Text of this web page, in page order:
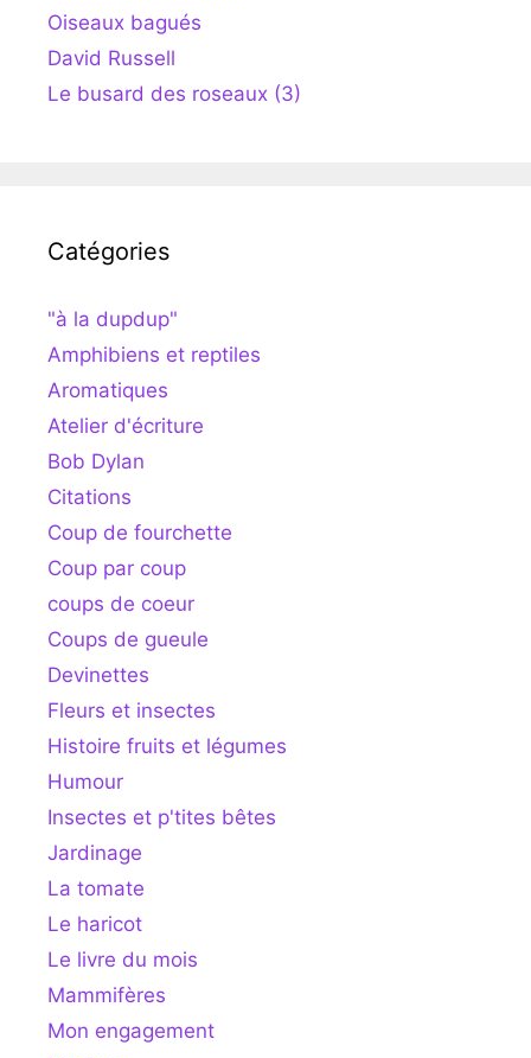
Oiseaux bagués
David Russell
Le busard des roseaux (3)
Catégories
"à la dupdup"
Amphibiens et reptiles
Aromatiques
Atelier d'écriture
Bob Dylan
Citations
Coup de fourchette
Coup par coup
coups de coeur
Coups de gueule
Devinettes
Fleurs et insectes
Histoire fruits et légumes
Humour
Insectes et p'tites bêtes
Jardinage
La tomate
Le haricot
Le livre du mois
Mammifères
Mon engagement